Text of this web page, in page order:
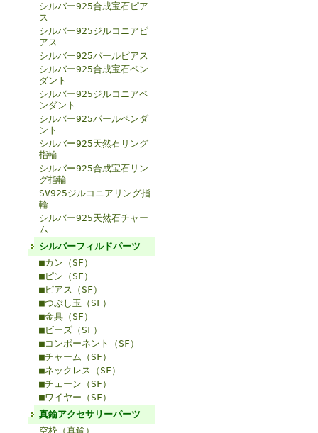
シルバー925合成宝石ピア
ス
シルバー925ジルコニアピ
アス
シルバー925パールピアス
シルバー925合成宝石ペン
ダント
シルバー925ジルコニアペ
ンダント
シルバー925パールペンダ
ント
シルバー925天然石リング
指輪
シルバー925合成宝石リン
グ指輪
SV925ジルコニアリング指
輪
シルバー925天然石チャー
ム
シルバーフィルドパーツ
■カン（SF）
■ピン（SF）
■ピアス（SF）
■つぶし玉（SF）
■金具（SF）
■ビーズ（SF）
■コンポーネント（SF）
■チャーム（SF）
■ネックレス（SF）
■チェーン（SF）
■ワイヤー（SF）
真鍮アクセサリーパーツ
空枠（真鍮）